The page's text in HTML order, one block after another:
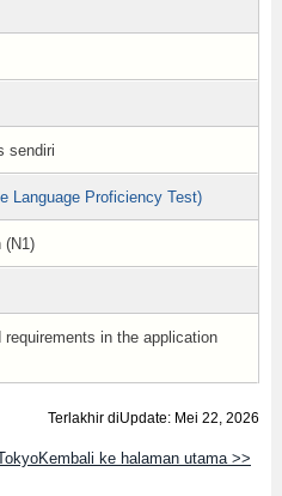
sendiri
Language Proficiency Test)
(N1)
in the application
Terlakhir diUpdate: Mei 22, 2026
ke halaman utama >>